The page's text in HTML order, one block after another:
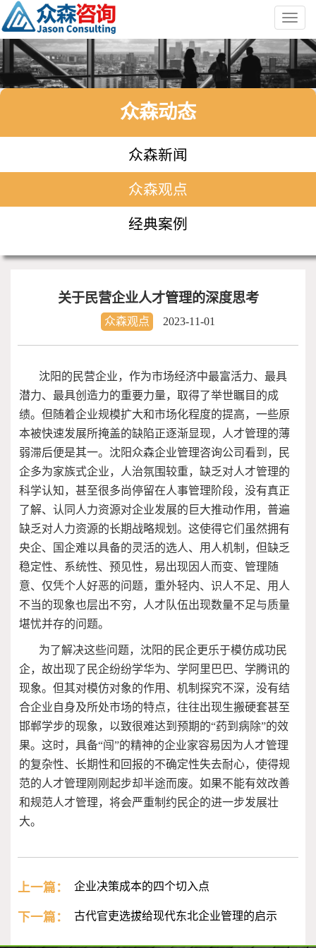
众森动态
众森新闻
众森观点
经典案例
关于民营企业人才管理的深度思考
众森观点 2023-11-01
沈阳的民营企业，作为市场经济中最富活力、最具
潜力、最具创造力的重要力量，取得了举世瞩目的成
绩。但随着企业规模扩大和市场化程度的提高，一些原
本被快速发展所掩盖的缺陷正逐渐显现，人才管理的薄
弱滞后便是其一。沈阳众森企业管理咨询公司看到，民
企多为家族式企业，人治氛围较重，缺乏对人才管理的
科学认知，甚至很多尚停留在人事管理阶段，没有真正
了解、认同人力资源对企业发展的巨大推动作用，普遍
缺乏对人力资源的长期战略规划。这使得它们虽然拥有
央企、国企难以具备的灵活的选人、用人机制，但缺乏
稳定性、系统性、预见性，易出现因人而变、管理随
意、仅凭个人好恶的问题，重外轻内、识人不足、用人
不当的现象也层出不穷，人才队伍出现数量不足与质量
堪忧并存的问题。
为了解决这些问题，沈阳的民企更乐于模仿成功民
企，故出现了民企纷纷学华为、学阿里巴巴、学腾讯的
现象。但其对模仿对象的作用、机制探究不深，没有结
合企业自身及所处市场的特点，往往出现生搬硬套甚至
邯郸学步的现象，以致很难达到预期的“药到病除”的效
果。这时，具备“闯”的精神的企业家容易因为人才管理
的复杂性、长期性和回报的不确定性失去耐心，使得规
范的人才管理刚刚起步却半途而废。如果不能有效改善
和规范人才管理，将会严重制约民企的进一步发展壮
大。
上一篇： 企业决策成本的四个切入点
下一篇： 古代官吏选拔给现代东北企业管理的启示